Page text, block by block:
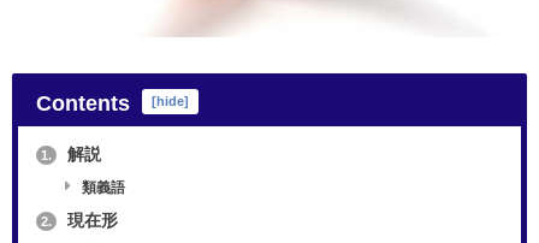
Contents [hide]
1. 解説
類義語
2. 現在形